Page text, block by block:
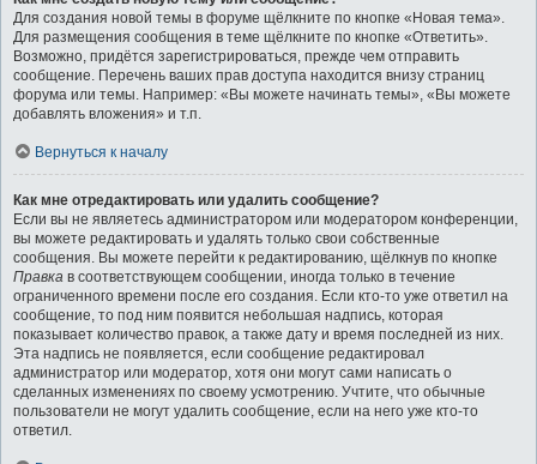
Для создания новой темы в форуме щёлкните по кнопке «Новая тема».
Для размещения сообщения в теме щёлкните по кнопке «Ответить».
Возможно, придётся зарегистрироваться, прежде чем отправить
сообщение. Перечень ваших прав доступа находится внизу страниц
форума или темы. Например: «Вы можете начинать темы», «Вы можете
добавлять вложения» и т.п.
Вернуться к началу
Как мне отредактировать или удалить сообщение?
Если вы не являетесь администратором или модератором конференции,
вы можете редактировать и удалять только свои собственные
сообщения. Вы можете перейти к редактированию, щёлкнув по кнопке
Правка в соответствующем сообщении, иногда только в течение
ограниченного времени после его создания. Если кто-то уже ответил на
сообщение, то под ним появится небольшая надпись, которая
показывает количество правок, а также дату и время последней из них.
Эта надпись не появляется, если сообщение редактировал
администратор или модератор, хотя они могут сами написать о
сделанных изменениях по своему усмотрению. Учтите, что обычные
пользователи не могут удалить сообщение, если на него уже кто-то
ответил.